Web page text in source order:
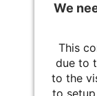
We
This
due to
to the
to